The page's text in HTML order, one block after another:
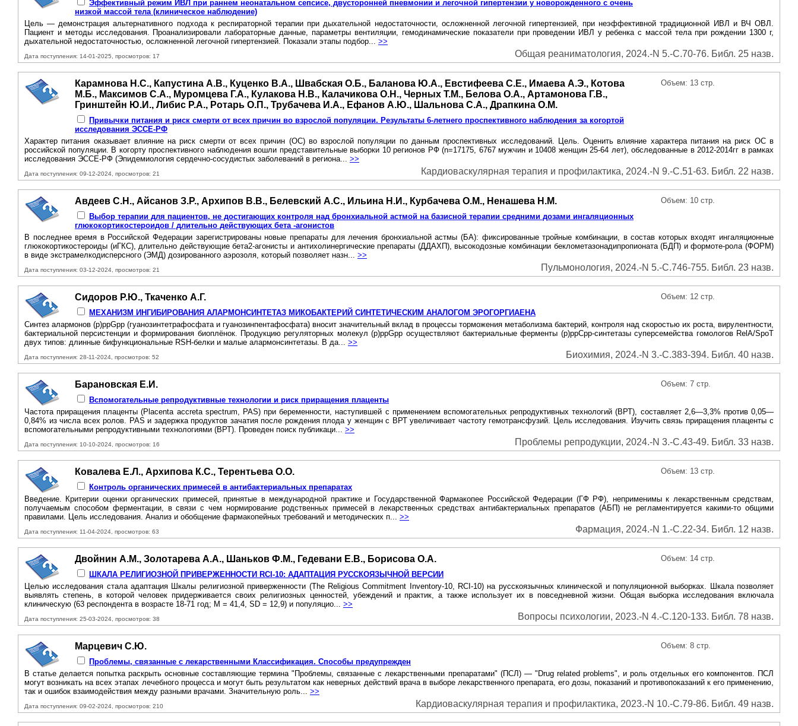
Эффективный режим ИВЛ при раннем неонатальном сепсисе, двусторонней пневмонии и легочной гипертензии у новорожденного с очень
низкой массой тела (клиническое наблюдение)
Цель — демонстрация альтернативного подхода к респираторной терапии при дыхательной недостаточности, осложненной легочной гипертензией, при неэффективной традиционной ИВЛ и ВЧ ОВЛ.
Пациент и методы исследования. Проанализировали лабораторные данные, параметры вентиляции, гемодинамические показатели при проведении ИВЛ у ребенка с массой тела при рождении 1300 г,
дыхательной недостаточностью, осложненной легочной гипертензией. Показали этапы подбор... >>
Дата поступления: 14-01-2025, просмотров: 17 Общая реаниматология, 2024.-N 5.-С.70-76. Библ. 25 назв.
Карамнова Н.С., Капустина А.В., Куценко В.А., Швабская О.Б., Баланова Ю.А., Евстифеева С.Е., Имаева А.Э., Котова
М.Б., Максимов С.А., Муромцева Г.А., Кулакова Н.В., Калачикова О.Н., Черных Т.М., Белова О.А., Артамонова Г.В.,
Гринштейн Ю.И., Либис Р.А., Ротарь О.П., Трубачева И.А., Ефанов А.Ю., Шальнова С.А., Драпкина О.М.
Привычки питания и риск смерти от всех причин во взрослой популяции. Результаты 6-летнего проспективного наблюдения за когортой
исследования ЭССЕ-РФ
Объем: 13 стр.
Характер питания оказывает влияние на риск смерти от всех причин (ОС) во взрослой популяции по данным проспективных исследований. Цель. Оценить влияние характера питания на риск ОС в
российской популяции. В когорту проспективного наблюдения вошли представительные выборки 10 регионов РФ (n=17175, 6767 мужчин и 10408 женщин 25-64 лет), обследованные в 2012-2014гг в рамках
исследования ЭССЕ-РФ (Эпидемиология сердечно-сосудистых заболеваний в региона... >>
Дата поступления: 09-12-2024, просмотров: 21 Кардиоваскулярная терапия и профилактика, 2024.-N 9.-С.51-63. Библ. 22 назв.
Авдеев С.Н., Айсанов З.Р., Архипов В.В., Белевский А.С., Ильина Н.И., Курбачева О.М., Ненашева Н.М.
Выбор терапии для пациентов, не достигающих контроля над бронхиальной астмой на базисной терапии средними дозами ингаляционных
глюкокортикостероидов / длительно действующих бета -агонистов
Объем: 10 стр.
B последнее время в Российской Федерации зарегистрированы новые препараты для лечения бронхиальной астмы (БА): фиксированные тройные комбинации, в состав которых входят ингаляционные
глюкокортикостероиды (иГКС), длительно действующие бета2-агонисты и антихолинергические препараты (ДДАХП), высокодозные комбинации беклометазонадипропионата (БДП) и формоте-рола (ФОРМ)
в виде экстрамелкодисперсного (ЭМД) дозированного аэрозоля, который позволяет назн... >>
Дата поступления: 03-12-2024, просмотров: 21 Пульмонология, 2024.-N 5.-С.746-755. Библ. 23 назв.
Сидоров Р.Ю., Ткаченко А.Г.
МЕХАНИЗМ ИНГИБИРОВАНИЯ АЛАРМОНСИНТЕТАЗ МИКОБАКТЕРИЙ СИНТЕТИЧЕСКИМ АНАЛОГОМ ЭРОГОРГИАЕНА
Объем: 12 стр.
Синтез алармонов (p)ppGpp (гуанозинтетрафосфата и гуанозинпентафосфата) вносит значительный вклад в процессы торможения метаболизма бактерий, контроля над скоростью их роста, вирулентности,
бактериальной персистенции и формирования биоплёнок. Продукцию регуляторных молекул (p)ppGpp осуществляют бактериальные ферменты (р)ррСрр-синтетазы суперсемейства гомологов RelA/SpoT
двух типов: длинные бифункциональные RSH-белки и малые алармонсинтетазы. B да... >>
Дата поступления: 28-11-2024, просмотров: 52 Биохимия, 2024.-N 3.-С.383-394. Библ. 40 назв.
Барановская Е.И.
Вспомогательные репродуктивные технологии и риск приращения плаценты
Объем: 7 стр.
Частота приращения плаценты (Placenta accreta spectrum, PAS) при беременности, наступившей с применением вспомогательных репродуктивных технологий (ВРТ), составляет 2,6—3,3% против 0,05—
0,84% из числа всех ролов. PAS и задержка продуктов зачатия после рождения плода у женщин с ВРТ увеличивает частоту гемотрансфузий. Цель исследования. Изучить связь приращения плаценты с
вспомогательными репродуктивными технологиями (ВРТ). Проведен поиск публикаци... >>
Дата поступления: 10-10-2024, просмотров: 16 Проблемы репродукции, 2024.-N 3.-С.43-49. Библ. 33 назв.
Ковалева Е.Л., Архипова К.С., Терентьева О.О.
Контроль органических примесей в антибактериальных препаратах
Объем: 13 стр.
Введение. Критерии оценки органических примесей, принятые в международной практике и Государственной Фармакопее Российской Федерации (ГФ РФ), неприменимы к лекарственным средствам,
получаемым способом ферментации, в связи с чем нормирование родственных примесей в лекарственных средствах антибактериальных препаратов (АБП) не регламентируется какими-то общими
правилами. Цель исследования. Анализ и обобщение фармакопейных требований и методических п... >>
Дата поступления: 11-04-2024, просмотров: 63 Фармация, 2024.-N 1.-С.22-34. Библ. 12 назв.
Двойнин А.М., Золотарева А.А., Шаньков Ф.М., Гедевани Е.В., Борисова О.А.
ШКАЛА РЕЛИГИОЗНОЙ ПРИВЕРЖЕННОСТИ RCI-10: АДАПТАЦИЯ РУССКОЯЗЫЧНОЙ ВЕРСИИ
Объем: 14 стр.
Целью исследования стала адаптация Шкалы религиозной приверженности (The Religious Commitment Inventory-10, RCI-10) на русскоязычных клинической и популяционной выборках. Шкала позволяет
выявлять степень, в которой человек придерживается своих религиозных ценностей, убеждений и практик, а также использует их в повседневной жизни. Общая выборка исследования включала
клиническую (63 респондента в возрасте 18-71 год; М = 41,4, SD = 12,9) и популяцио... >>
Дата поступления: 25-03-2024, просмотров: 38 Вопросы психологии, 2023.-N 4.-С.120-133. Библ. 78 назв.
Марцевич С.Ю.
Проблемы, связанные с лекарственными Классификация. Способы предупрежден
Объем: 8 стр.
В статье делается попытка раскрыть основные составляющие термина "Проблемы, связанные с лекарственными препаратами" (ПСЛ) — "Drug related problems", и роль отдельных его компонентов. ПСЛ
могут возникать на всех этапах лечебного процесса и могут быть результатом как неверных действий врача в выборе лекарственного препарата, его дозы, показаний и противопоказаний к его применению,
так и ошибок взаимодействия между разными врачами. Значительную роль... >>
Дата поступления: 09-02-2024, просмотров: 210 Кардиоваскулярная терапия и профилактика, 2023.-N 10.-С.79-86. Библ. 49 назв.